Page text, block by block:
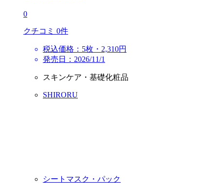
0
クチコミ 0件
税込価格：5枚・2,310円
発売日：2026/11/1
スキンケア・基礎化粧品
SHIRORU
シートマスク・パック